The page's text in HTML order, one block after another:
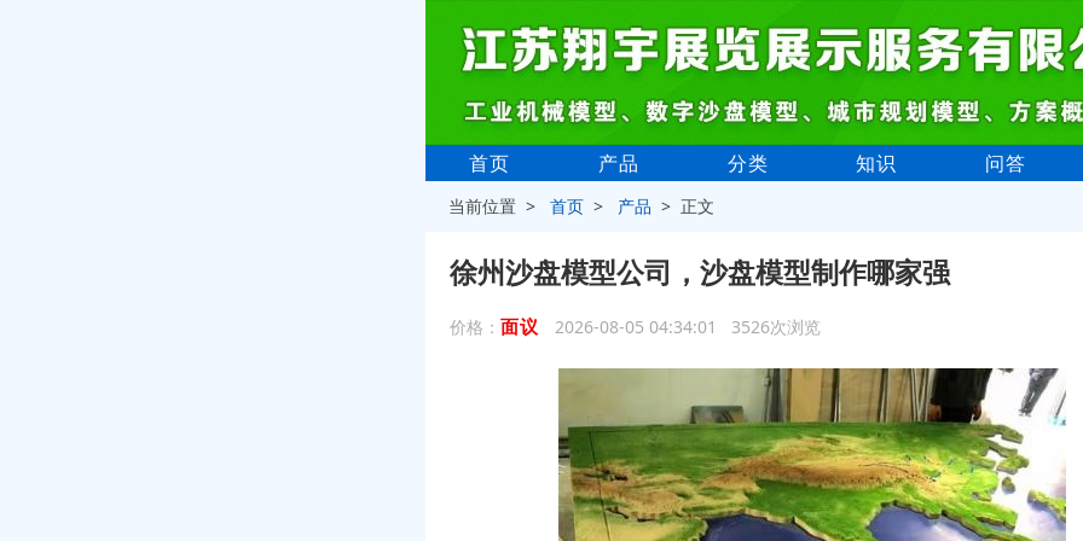
首页 产品 分类 知识 问答
当前位置 >首页 > 产品 > 正文
徐州沙盘模型公司，沙盘模型制作哪家强
价格： 面议 2026-08-05 04:34:01 3526次浏览